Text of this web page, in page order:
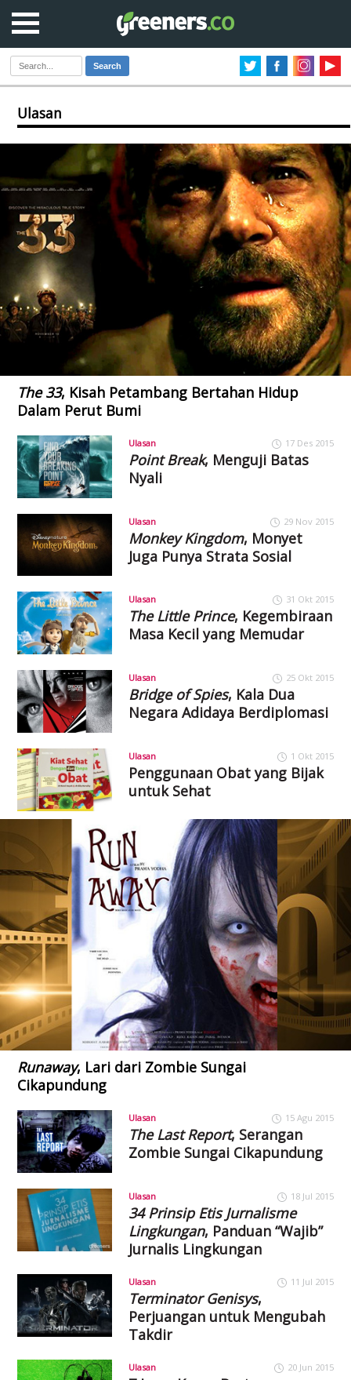
Search
Ulasan
The 33, Kisah Petambang Bertahan Hidup
Dalam Perut Bumi
Ulasan 17 Des 2015
Point Break, Menguji Batas
Nyali
Ulasan 29 Nov 2015
Monkey Kingdom, Monyet
Juga Punya Strata Sosial
Ulasan 31 Okt 2015
The Little Prince, Kegembiraan
Masa Kecil yang Memudar
Ulasan 25 Okt 2015
Bridge of Spies, Kala Dua
Negara Adidaya Berdiplomasi
Ulasan 1 Okt 2015
Penggunaan Obat yang Bijak
untuk Sehat
Runaway, Lari dari Zombie Sungai
Cikapundung
Ulasan 15 Agu 2015
The Last Report, Serangan
Zombie Sungai Cikapundung
Ulasan 18 Jul 2015
34 Prinsip Etis Jurnalisme
Lingkungan, Panduan “Wajib”
Jurnalis Lingkungan
Ulasan 11 Jul 2015
Terminator Genisys,
Perjuangan untuk Mengubah
Takdir
Ulasan 20 Jun 2015